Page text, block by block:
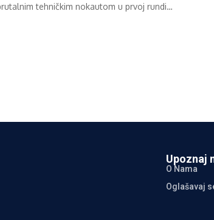
tehničkim nokautom u prvoj rundi
Upoznaj
O Nama
Oglašavaj